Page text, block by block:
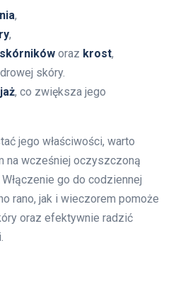
,
,
oraz krost,
skóry.
, co zwiększa jego
jego właściwości, warto
na wcześniej oczyszczoną
Włączenie go do codziennej
rano, jak i wieczorem pomoże
oraz efektywnie radzić